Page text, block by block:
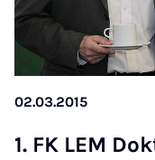
02.03.2015
1. FK LEM